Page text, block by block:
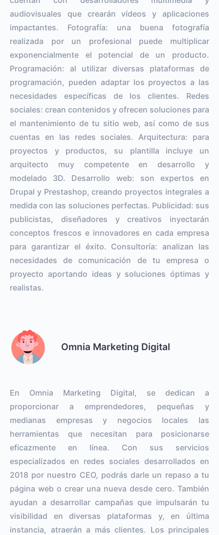
audiovisuales que crearán vídeos y aplicaciones
impactantes. Fotografía: una buena fotografía
realizada por un profesional puede multiplicar
exponencialmente el potencial de un producto.
Programación: al utilizar diversas plataformas de
programación, pueden adaptar los proyectos a las
necesidades específicas de los clientes. Redes
sociales: crean contenidos y ofrecen soluciones para
el mantenimiento de tu sitio web, así como de sus
cuentas en las redes sociales. Arquitectura: para
proyectos y productos, su plantilla incluye un
arquitecto muy competente en desarrollo y
modelado 3D. Desarrollo web: son expertos en
Drupal y Prestashop, creando proyectos integrales a
medida con las soluciones perfectas. Publicidad: sus
publicistas, diseñadores y creativos inyectarán
conceptos frescos e innovadores en cada empresa
para garantizar el éxito. Consultoría: analizan las
necesidades de comunicación de tu empresa o
proyecto aportando ideas y soluciones óptimas y
realistas.
Omnia Marketing Digital
En Omnia Marketing Digital, se dedican a
proporcionar a emprendedores, pequeñas y
medianas empresas y negocios locales las
herramientas que necesitan para posicionarse
eficazmente en línea. Con sus servicios
especializados en redes sociales desarrollados en
2018 por nuestro CEO, podrás darle un repaso a tu
página web o crear una nueva desde cero. También
ayudan a desarrollar campañas que impulsarán tu
visibilidad en diversas plataformas y, en última
instancia, atraerán a más clientes. Los principales